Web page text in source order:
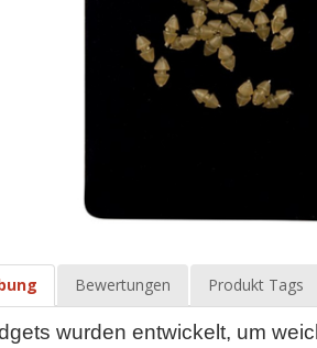
Bewertungen Produkt Tags
wurden entwickelt, um